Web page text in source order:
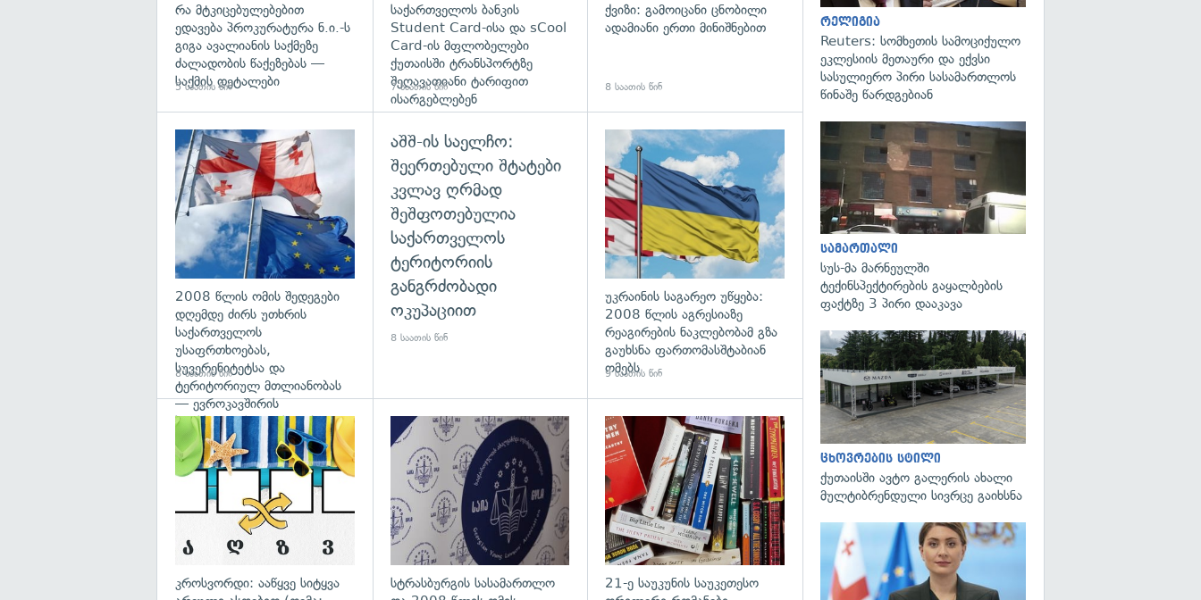
რა მტკიცებულებებით
ედავება პროკურატურა ნ.ი.-ს
გიგა ავალიანის საქმეზე
ძალადობის წაქეზებას —
საქმის დეტალები
5 საათის წინ
საქართველოს ბანკის
Student Card-ისა და sCool
Card-ის მფლობელები
ქუთაისში ტრანსპორტზე
შეღავათიანი ტარიფით
ისარგებლებენ
7 საათის წინ
ქვიზი: გამოიცანი ცნობილი
ადამიანი ერთი მინიშნებით
8 საათის წინ
გადახედვა
2008 წლის ომის შედეგები
დღემდე ძირს უთხრის
საქართველოს
უსაფრთხოებას,
სუვერენიტეტსა და
ტერიტორიულ მთლიანობას
— ევროკავშირის
პრესპიკერის განცხადება
8 საათის წინ
აშშ-ის საელჩო:
შეერთებული შტატები
კვლავ ღრმად
შეშფოთებულია
საქართველოს
ტერიტორიის
განგრძობადი
ოკუპაციით
8 საათის წინ
უკრაინის საგარეო უწყება:
2008 წლის აგრესიაზე
რეაგირების ნაკლებობამ გზა
გაუხსნა ფართომასშტაბიან
ომებს
9 საათის წინ
გადახედვა
კროსვორდი: ააწყვე სიტყვა
გადახედვა
სტრასბურგის სასამართლო
21-ე საუკუნის საუკეთესო
რელიგია
Reuters: სომხეთის სამოციქულო
ეკლესიის მეთაური და ექვსი
სასულიერო პირი სასამართლოს
წინაშე წარდგებიან
სამართალი
სუს-მა მარნეულში
ტექინსპექტირების გაყალბების
ფაქტზე 3 პირი დააკავა
ცხოვრების სტილი
ქუთაისში ავტო გალერის ახალი
მულტიბრენდული სივრცე გაიხსნა